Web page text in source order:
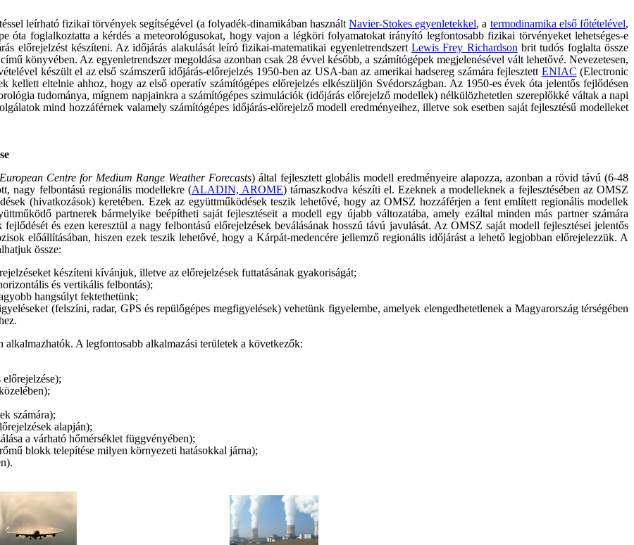
leírható fizikai törvények segítségével (a folyadék-dinamikában használtNavier-Stokes egyenletekkel, a termodinamika első főtételével,
óta foglalkoztatta a kérdés a meteorológusokat, hogy vajon a légköri folyamatokat irányító legfontosabb fizikai törvényeket lehetséges-e
előrejelzést készíteni. Az időjárás alakulását leíró fizikai-matematikai egyenletrendszertLewis Frey Richardson brit tudós foglalta össze
könyvében. Az egyenletrendszer megoldása azonban csak 28 évvel később, a számítógépek megjelenésével vált lehetővé. Nevezetesen,
készült el az első számszerű időjárás-előrejelzés 1950-ben az USA-ban az amerikai hadsereg számára fejlesztett ENIAC (Electronic
eltelnie ahhoz, hogy az első operatív számítógépes előrejelzés elkészüljön Svédországban. Az 1950-es évek óta jelentős fejlődésen
tudománya, mígnem napjainkra a számítógépes szimulációk (időjárás előrejelző modellek) nélkülözhetetlen szereplőkké váltak a napi
mind hozzáférnek valamely számítógépes időjárás-előrejelző modell eredményeihez, illetve sok esetben saját fejlesztésű modelleket
European Centre for Medium Range Weather Forecasts) által fejlesztett globális modell eredményeire alapozza, azonban a rövid távú (6-48
nagy felbontású regionális modellekre (ALADIN, AROME) támaszkodva készíti el. Ezeknek a modelleknek a fejlesztésében az OMSZ
(hivatkozások) keretében. Ezek az együttműködések teszik lehetővé, hogy az OMSZ hozzáférjen a fent említett regionális modellek
partnerek bármelyike beépítheti saját fejlesztéseit a modell egy újabb változatába, amely ezáltal minden más partner számára
és ezen keresztül a nagy felbontású előrejelzések beválásának hosszú távú javulását. Az OMSZ saját modell fejlesztései jelentős
előállításában, hiszen ezek teszik lehetővé, hogy a Kárpát-medencére jellemző regionális időjárást a lehető legjobban előrejelezzük. A
össze:
készíteni kívánjuk, illetve az előrejelzések futtatásának gyakoriságát;
és vertikális felbontás);
hangsúlyt fektethetünk;
(felszíni, radar, GPS és repülőgépes megfigyelések) vehetünk figyelembe, amelyek elengedhetetlenek a Magyarország térségében
A legfontosabb alkalmazási területek a következők:
számára);
alapján);
a várható hőmérséklet függvényében);
blokk telepítése milyen környezeti hatásokkal járna);